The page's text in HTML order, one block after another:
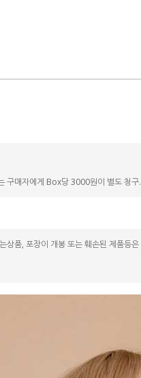
구매자에게 Box당 3000원이 별도 청구.
품, 포장이 개봉 또는 훼손된 제품등